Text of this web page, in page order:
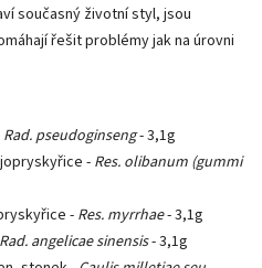
současný životní styl, jsou
řešit problémy jak na úrovni
Rad. pseudoginseng- 3,1g
- Res. olibanum (gummi
- Res. myrrhae- 3,1g
Rad. angelicae sinensis- 3,1g